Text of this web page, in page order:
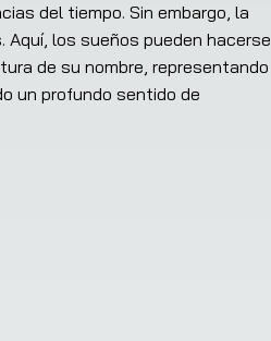
del tiempo. Sin embargo, la
los sueños pueden hacerse
de su nombre, representando
un profundo sentido de